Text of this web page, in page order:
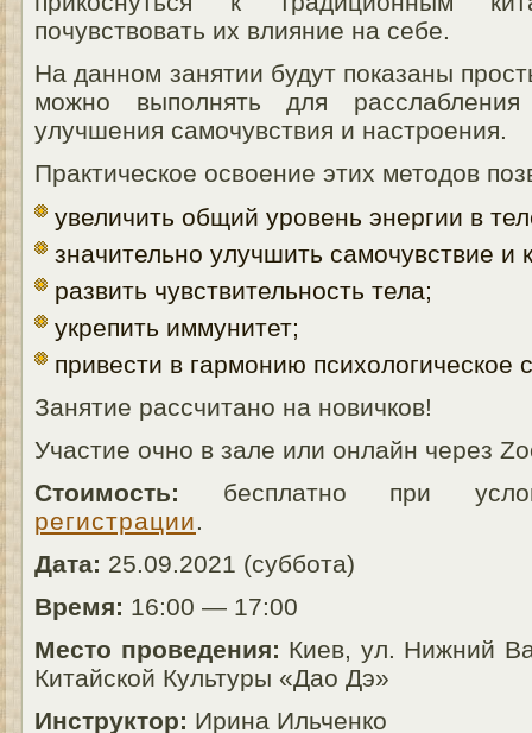
почувствовать их влияние на себе.
На данном занятии будут показаны
можно выполнять для
улучшения самочувствия и настроения.
Практическое освоение этих методов
увеличить общий уровень энергии в
значительно улучшить самочувствие и
развить чувствительность тела;
укрепить иммунитет;
привести в гармонию психологическое
Занятие рассчитано на новичков!
Участие очно в зале или онлайн через
Стоимость: бесплатно при
регистрации
Дата: 25.09.2021 (суббота)
Время: 16:00 — 17:00
Место проведения: Киев, ул. Нижний
Китайской Культуры «Дао Дэ»
Инструктор: Ирина Ильченко